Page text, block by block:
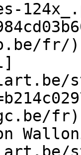
fr/)
fr)